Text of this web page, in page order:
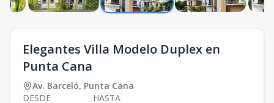
Elegantes Villa Modelo Duplex en
Punta Cana
Av. Barceló, Punta Cana
DESDE
HASTA